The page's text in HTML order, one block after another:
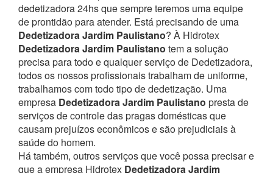
dedetizadora 24hs que sempre teremos uma equipe
de prontidão para atender. Está precisando de uma
Dedetizadora Jardim Paulistano? À Hidrotex
Dedetizadora Jardim Paulistano tem a solução
precisa para todo e qualquer serviço de Dedetizadora,
todos os nossos profissionais trabalham de uniforme,
trabalhamos com todo tipo de dedetização. Uma
empresa Dedetizadora Jardim Paulistano presta de
serviços de controle das pragas domésticas que
causam prejuízos econômicos e são prejudiciais à
saúde do homem.
Há também, outros serviços que você possa precisar e
que a empresa Hidrotex Dedetizadora Jardim